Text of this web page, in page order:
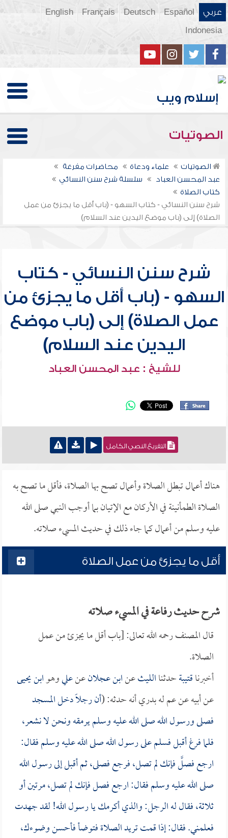
عربي Español
Deutsch
Français
English
Indonesia
الصوتيات
الصوتيات علماء ودعاة
محاضرات مفرغة
عبد المحسن العباد
سلسلة شرح سنن النسائي
كتاب الصلاة
شرح سنن النسائي - كتاب السهو - (باب أقل ما يجزئ من عمل
الصلاة) إلى (باب موضع اليدين عند السلام)
شرح سنن النسائي - كتاب
السهو - (باب أقل ما يجزئ من
عمل الصلاة) إلى (باب موضع
اليدين عند السلام)
للشيخ : عبد المحسن العباد
التفريغ النصي الكامل
هناك أعمال تبطل الصلاة وأعمال تصح بها الصلاة، فأقل ما تصح به
الصلاة الطمأنينة في الأركان مع الإتيان بما أوجب النبي صلى الله
عليه وسلم من أعمال كما جاء ذلك في حديث المسيء صلاته.
أقل ما يجزئ من عمل الصلاة
شرح حديث رفاعة في المسيء صلاته
قال المصنف رحمه الله تعالى: [باب أقل ما يجزئ من عمل
الصلاة.
أخبرناقتيبةحدثناالليثعنابن عجلانعنعليوهوابن يحيى
عن أبيه عن عم له بدري أنه حدثه: (أن رجلاً دخل المسجد
فصلى ورسول الله صلى الله عليه وسلم يرمقه ونحن لا نشعر،
فلما فرغ أقبل فسلم على رسول الله صلى الله عليه وسلم فقال:
ارجع فصلَّ فإنك لم تصل، فرجع فصلى، ثم أقبل إلى رسول الله
صلى الله عليه وسلم فقال: ارجع فصل فإنك لم تصل، مرتين أو
ثلاثة، فقال له الرجل: والذي أكرمك يا رسول الله! لقد جهدت
فعلمني. فقال: إذا قمت تريد الصلاة فتوضأ فأحسن وضوءك،